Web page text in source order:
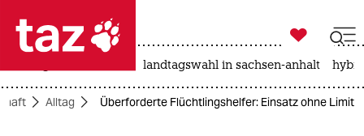
 taz zahl ich
taz zahl ich

taz zahl ich
landtagswahl in sachsen-anhalt
Alltag Überforderte Flüchtlingshelfer: Einsatz ohne Limit